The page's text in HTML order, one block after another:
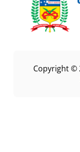
Copyright ©